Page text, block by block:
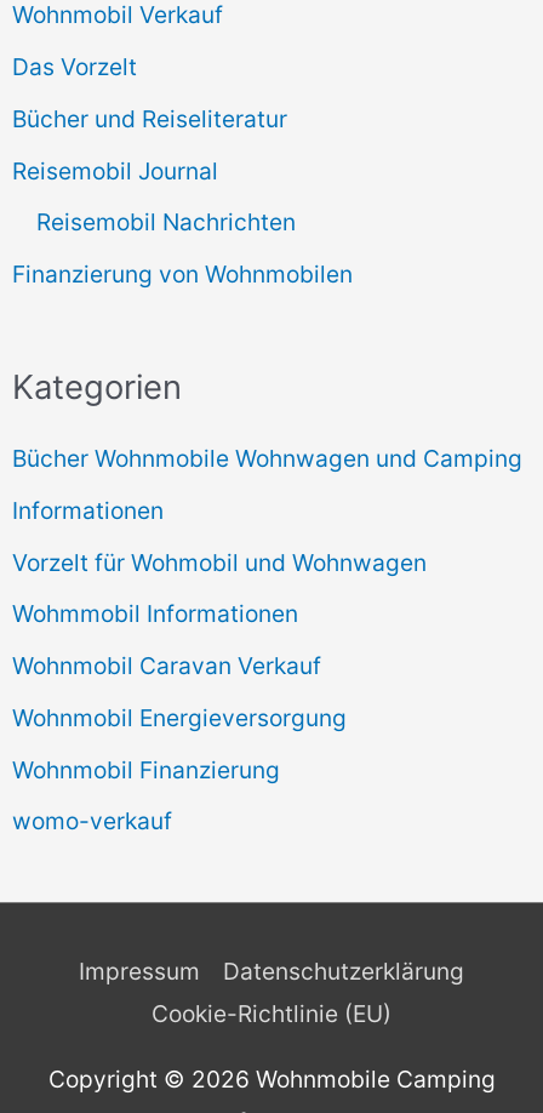
Wohnmobil Verkauf
Das Vorzelt
Bücher und Reiseliteratur
Reisemobil Journal
Reisemobil Nachrichten
Finanzierung von Wohnmobilen
Kategorien
Bücher Wohnmobile Wohnwagen und Camping
Informationen
Vorzelt für Wohmobil und Wohnwagen
Wohmmobil Informationen
Wohnmobil Caravan Verkauf
Wohnmobil Energieversorgung
Wohnmobil Finanzierung
womo-verkauf
Impressum
Datenschutzerklärung
Cookie-Richtlinie (EU)
Copyright © 2026 Wohnmobile Camping